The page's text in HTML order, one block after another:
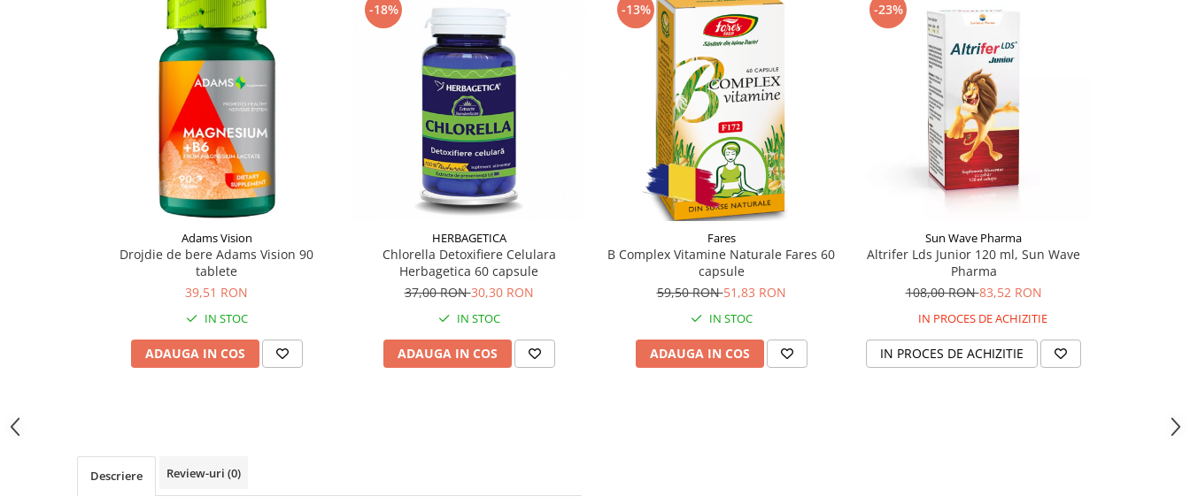
Adams Vision
Drojdie de bere Adams Vision 90
tablete
39,51 RON
IN STOC
ADAUGA IN COS
-18%
HERBAGETICA
Chlorella Detoxifiere Celulara
Herbagetica 60 capsule
37,00 RON30,30 RON
IN STOC
ADAUGA IN COS
-13%
Fares
B Complex Vitamine Naturale Fares 60
capsule
59,50 RON51,83 RON
IN STOC
ADAUGA IN COS
-23%
Sun Wave Pharma
Altrifer Lds Junior 120 ml, Sun Wave
Pharma
108,00 RON83,52 RON
IN PROCES DE ACHIZITIE
IN PROCES DE ACHIZITIE
Descriere Review-uri (0)